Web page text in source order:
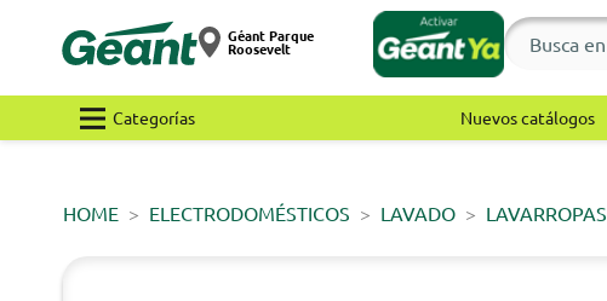
Géant Parque
Roosevelt
Categorías Nuevos catálogos
HOME ELECTRODOMÉSTICOS LAVADO LAVARROPAS